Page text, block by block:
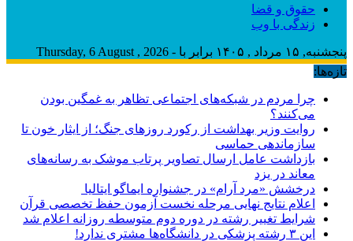
حقوق و قضا
زندگی با وب
پنجشنبه, ۱۵ مرداد , ۱۴۰۵ برابر با - Thursday, 6 August , 2026
تازه‌ها:
چرا مردم در شبکه‌های اجتماعی تظاهر به غمگین بودن
می‌کنند؟
روایت وزیر بهداشت از رکورد روزهای جنگ؛ از ایثار خون تا
سازماندهی حماسی
بازداشت عامل ارسال تصاویر پرتاب موشک به رسانه‌های
معاند در یزد
درخشش «مرد آرام» در جشنواره ایماگو ایتالیا
اعلام نتایج نهایی مرحله نخست آزمون حفظ تخصصی قرآن
شرایط تغییر رشته در دوره دوم متوسطه روزانه اعلام شد
این ۳ رشته پزشکی در دانشگاه‌ها مشتری ندارد!